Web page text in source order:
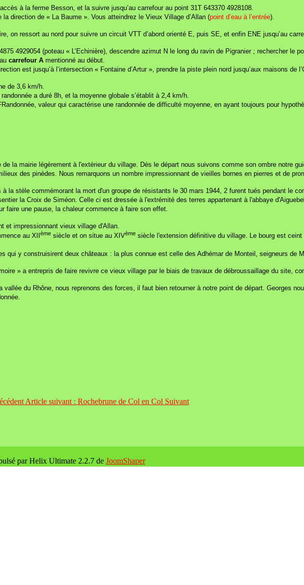
à la ferme Besson, et la suivre jusqu’au carrefour au point 31T 643370 4928108.
direction de « La Baume ». Vous atteindrez le Vieux Village d’Allan (point d’eau à l’entrée).
on ressort au nord pour suivre un circuit VTT d’abord orienté E, puis SE, et enfin ENE jusqu’au
4929054 (poteau « L’Echinière), descendre azimut N le long du ravin de Pigranier ; rechercher le
carrefour A mentionné au début.
est jusqu’à l’intersection « Fontaine d’Artur », prendre la piste plein nord jusqu’aux maisons de
de 3,6 km/h.
a duré 8h, et la moyenne globale s’établit à 2,4 km/h.
valeur qui caractérise une randonnée de difficulté moyenne, en ayant toujours pour
la mairie légèrement à l'extérieur du village. Dès le départ nous suivons comme son ombre notre
des pinèdes. Nous remarquons un nombre impressionnant de vieilles bornes en pierres et de
la stèle commémorant la mort d'un groupe de résistants le 30 mars 1944, 2 furent tués pendant le
la Croix de Siméon. Celle ci est dressée à l'extrémité des terres appartenant à l'abbaye
faire une pause, la chaleur commence à faire son effet.
et impressionnant vieux village d'Allan.
au XII
ème siècle et on situe au XIVème siècle l'extension définitive du village. Le bourg est
qui y construisirent deux châteaux : la plus connue est celle des Adhémar de Monteil, seigneurs de
» a entrepris de faire revivre ce vieux village par le biais de travaux de débroussaillage du site,
vallée du Rhône, nous reprenons des forces, il faut bien retourner à notre point de départ. Georges
Article suivant : Rochebrune de Col en Col Suivant
par Helix Ultimate 2.2.7 de JoomShaper